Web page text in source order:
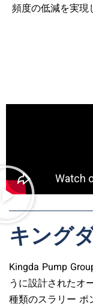
頻度の低減を実現
キング
Kingda Pump
うに設計されたオ
種類のスラリー ポ